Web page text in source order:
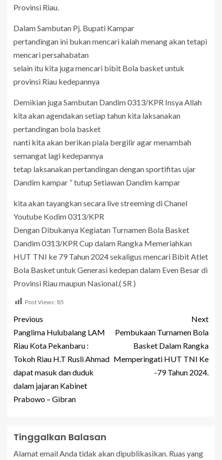
Provinsi Riau.
Dalam Sambutan Pj. Bupati Kampar
pertandingan ini bukan mencari kalah menang akan tetapi
mencari persahabatan
selain itu kita juga mencari bibit Bola basket untuk
provinsi Riau kedepannya
Demikian juga Sambutan Dandim 0313/KPR Insya Allah
kita akan agendakan setiap tahun kita laksanakan
pertandingan bola basket
nanti kita akan berikan piala bergilir agar menambah
semangat lagi kedepannya
tetap laksanakan pertandingan dengan sportifitas ujar
Dandim kampar ” tutup Setiawan Dandim kampar
kita akan tayangkan secara live streeming di Chanel
Youtube Kodim 0313/KPR
Dengan Dibukanya Kegiatan Turnamen Bola Basket
Dandim 0313/KPR Cup dalam Rangka Memeriahkan
HUT TNI ke 79 Tahun 2024 sekaligus mencari Bibit Atlet
Bola Basket untuk Generasi kedepan dalam Even Besar di
Provinsi Riau maupun Nasional.( SR )
Post Views: 85
Previous
Panglima Hulubalang LAM
Riau Kota Pekanbaru :
Tokoh Riau H.T Rusli Ahmad
dapat masuk dan duduk
dalam jajaran Kabinet
Prabowo – Gibran
Next
Pembukaan Turnamen Bola
Basket Dalam Rangka
Memperingati HUT TNI Ke
-79 Tahun 2024.
Tinggalkan Balasan
Alamat email Anda tidak akan dipublikasikan. Ruas yang